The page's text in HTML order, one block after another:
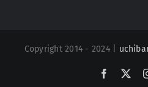
Copyright 2014 - 2024 |
Facebook